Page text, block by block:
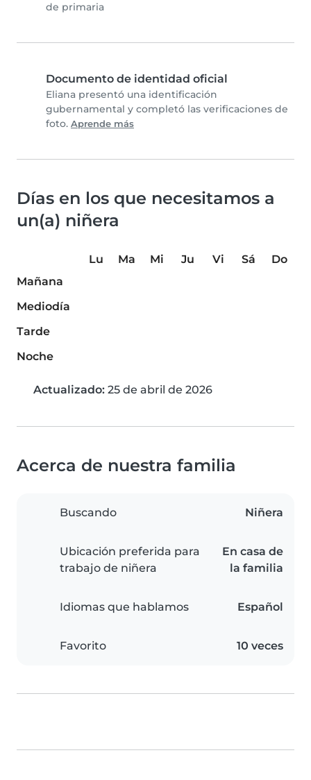
de primaria
Documento de identidad oficial
Eliana presentó una identificación
gubernamental y completó las verificaciones de
foto. Aprende más
Días en los que necesitamos a
un(a) niñera
Lu Ma Mi Ju Vi Sá
Do
Mañana
Mediodía
Tarde
Noche
Actualizado: 25 de abril de 2026
Acerca de nuestra familia
Buscando Niñera
Ubicación preferida para
trabajo de niñera
En casa de
la familia
Idiomas que hablamos Español
Favorito 10 veces